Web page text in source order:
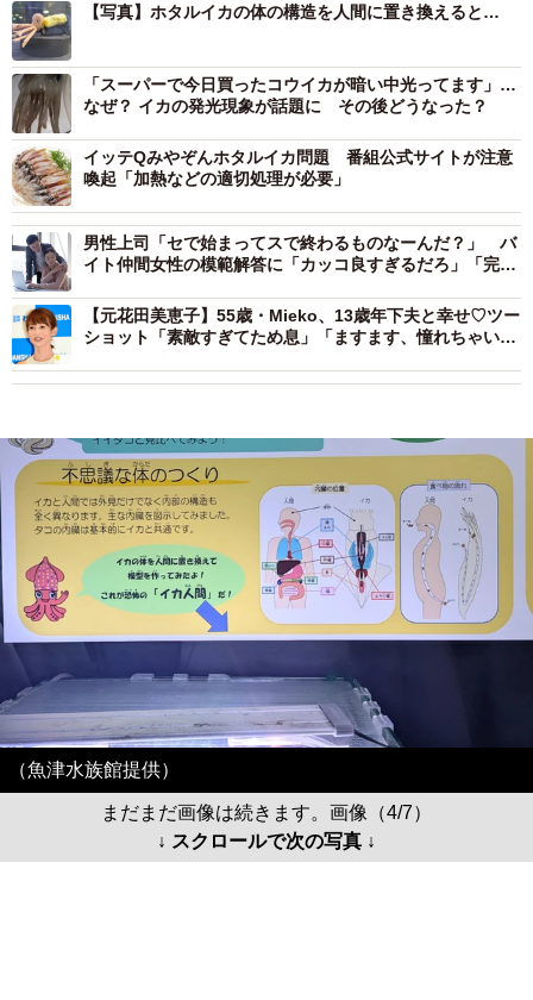
【写真】ホタルイカの体の構造を人間に置き換えると…
「スーパーで今日買ったコウイカが暗い中光ってます」…
なぜ？ イカの発光現象が話題に その後どうなった？
イッテQみやぞんホタルイカ問題 番組公式サイトが注意
喚起「加熱などの適切処理が必要」
男性上司「セで始まってスで終わるものなーんだ？」 バ
イト仲間女性の模範解答に「カッコ良すぎるだろ」「完璧
【元花田美恵子】55歳・Mieko、13歳年下夫と幸せ♡ツー
ショット「素敵すぎてため息」「ますます、憧れちゃいま
（魚津水族館提供）
まだまだ画像は続きます。画像（4/7）
↓ スクロールで次の写真 ↓